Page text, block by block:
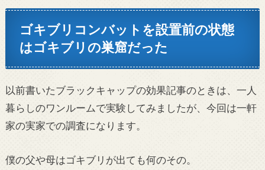
ゴキブリコンバットを設置前の状態
はゴキブリの巣窟だった
以前書いたブラックキャップの効果記事のときは、一人
暮らしのワンルームで実験してみましたが、今回は一軒
家の実家での調査になります。
僕の父や母はゴキブリが出ても何のその。